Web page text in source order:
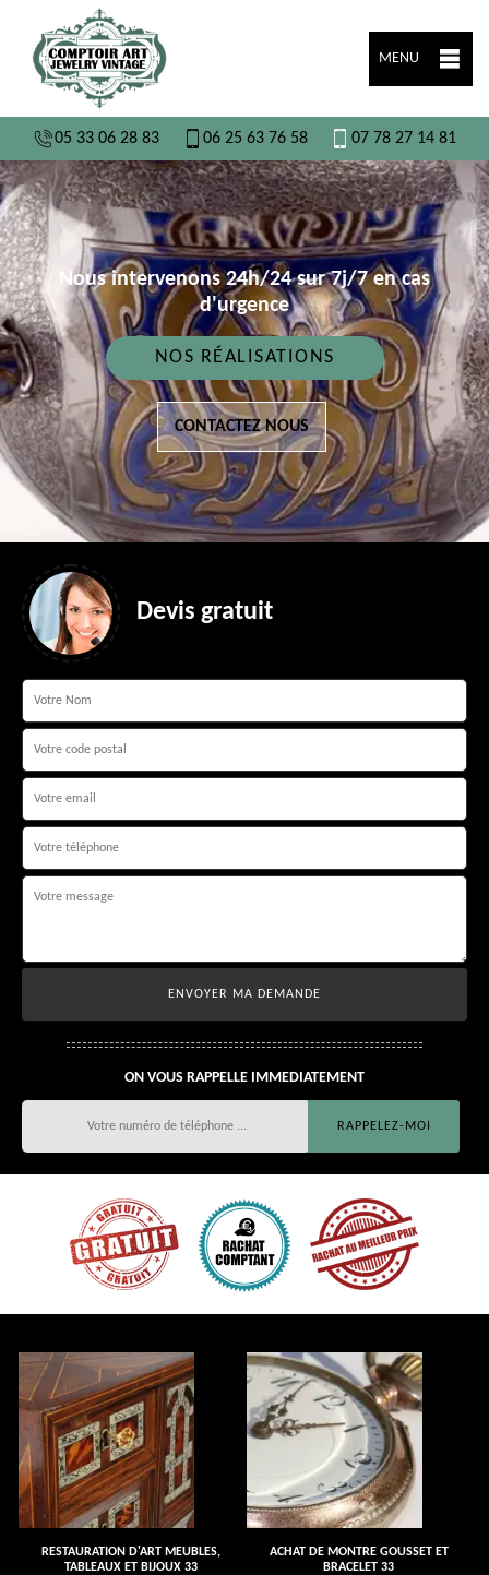
MENU
05 33 06 28 83 06 25 63 76 58 07 78 27 14 81
Nous intervenons 24h/24 sur 7j/7 en cas
d'urgence
NOS RÉALISATIONS
CONTACTEZ NOUS
Devis gratuit
ON VOUS RAPPELLE IMMEDIATEMENT
RESTAURATION D'ART MEUBLES,
TABLEAUX ET BIJOUX 33
ACHAT DE MONTRE GOUSSET ET
BRACELET 33